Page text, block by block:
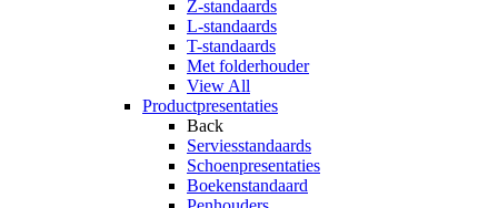
Z-standaards
L-standaards
T-standaards
Met folderhouder
View All
Productpresentaties
Back
Serviesstandaards
Schoenpresentaties
Boekenstandaard